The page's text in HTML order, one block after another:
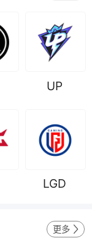
UP
LGD
更多